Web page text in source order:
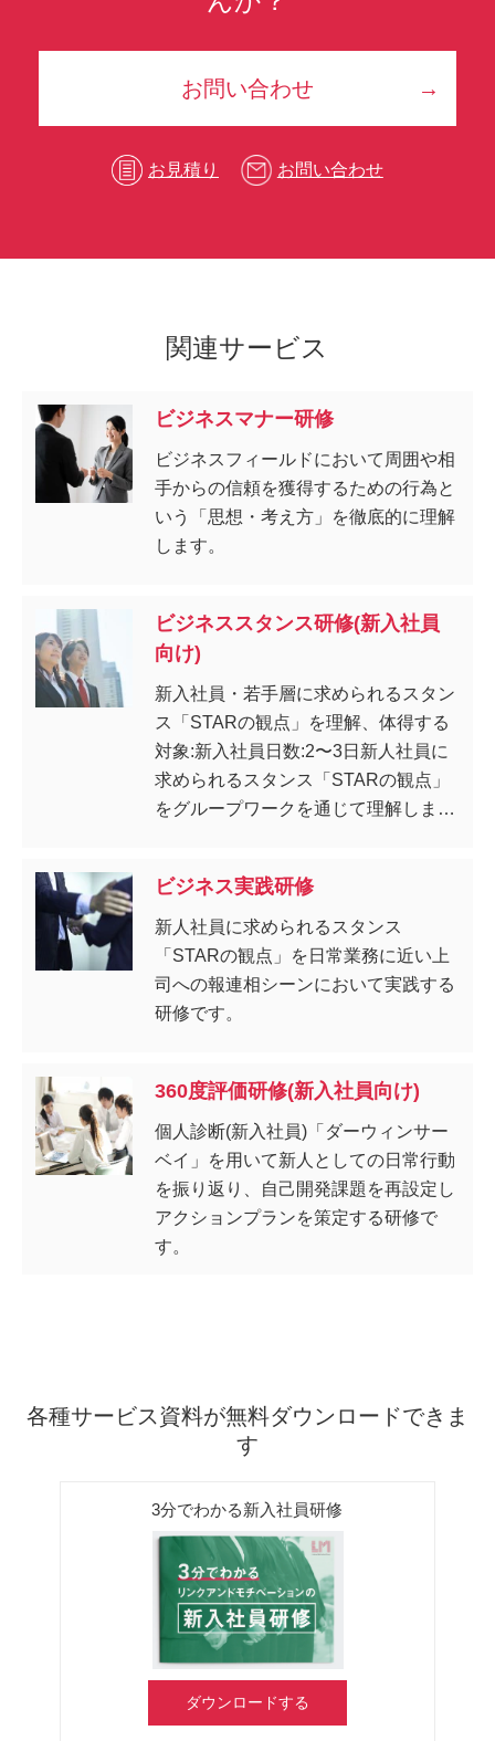
お問い合わせ
お見積り お問い合わせ
関連サービス
ビジネスマナー研修
ビジネスフィールドにおいて周囲や相
手からの信頼を獲得するための行為と
いう「思想・考え方」を徹底的に理解
します。
ビジネススタンス研修(新入社員
向け)
新入社員・若手層に求められるスタン
ス「STARの観点」を理解、体得する
対象:新入社員日数:2〜3日新人社員に
求められるスタンス「STARの観点」
をグループワークを通じて理解しま
ビジネス実践研修
新人社員に求められるスタンス
「STARの観点」を日常業務に近い上
司への報連相シーンにおいて実践する
研修です。
360度評価研修(新入社員向け)
個人診断(新入社員)「ダーウィンサー
ベイ」を用いて新人としての日常行動
を振り返り、自己開発課題を再設定し
アクションプランを策定する研修で
す。
各種サービス資料が無料ダウンロードできま
す
3分でわかる新入社員研修
ダウンロードする